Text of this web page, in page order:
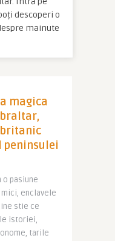
descoperi o
mainute
magica
peninsulei
o pasiune
enclavele
stie ce
istoriei,
tarile